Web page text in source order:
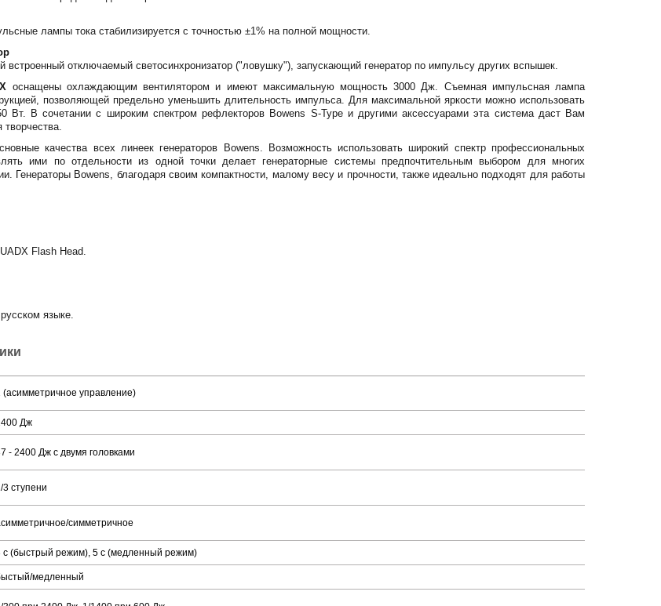
лампы тока стабилизируется с точностью ±1% на полной мощности.
встроенный отключаемый светосинхронизатор ("ловушку"), запускающий генератор по импульсу других вспышек.
оснащены охлаждающим вентилятором и имеют максимальную мощность 3000 Дж. Съемная импульсная лампа
позволяющей предельно уменьшить длительность импульса. Для максимальной яркости можно использовать
В сочетании с широким спектром рефлекторов Bowens S-Type и другими аксессуарами эта система даст Вам
творчества.
качества всех линеек генераторов Bowens. Возможность использовать широкий спектр профессиональных
ими по отдельности из одной точки делает генераторные системы предпочтительным выбором для многих
Генераторы Bowens, благодаря своим компактности, малому весу и прочности, также идеально подходят для работы
Flash Head.
языке.
(асимметричное управление)
Дж
- 2400 Дж с двумя головками
3 ступени
симметричное
с (быстрый режим), 5 с (медленный режим)
медленный